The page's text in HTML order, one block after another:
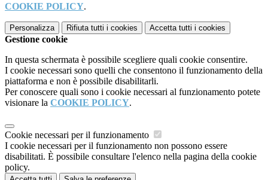
COOKIE POLICY.
Personalizza Rifiuta tutti i cookies Accetta tutti i cookies
Gestione cookie
In questa schermata è possibile scegliere quali cookie consentire.
I cookie necessari sono quelli che consentono il funzionamento della
piattaforma e non è possibile disabilitarli.
Per conoscere quali sono i cookie necessari al funzionamento potete
visionare la COOKIE POLICY.
Cookie necessari per il funzionamento
I cookie necessari per il funzionamento non possono essere
disabilitati. È possibile consultare l'elenco nella pagina della cookie
policy.